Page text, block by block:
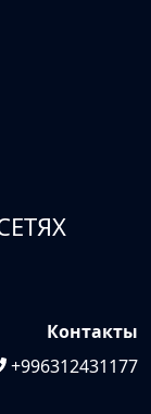
Контакты
+996312431177